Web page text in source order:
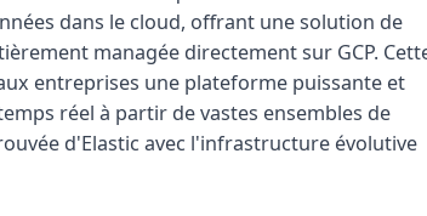
dans le cloud, offrant une solution de
managée directement sur GCP.
entreprises une plateforme puissante et
réel à partir de vastes ensembles de
d'Elastic avec l'infrastructure évolutive